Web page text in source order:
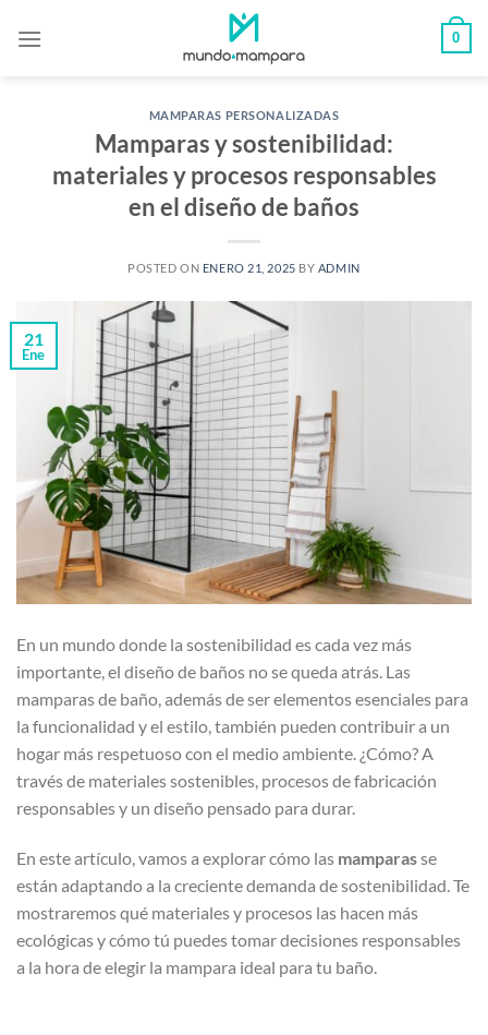
0
MAMPARAS PERSONALIZADAS
Mamparas y sostenibilidad:
materiales y procesos responsables
en el diseño de baños
POSTED ON ENERO 21, 2025 BY ADMIN
21
Ene
En un mundo donde la sostenibilidad es cada vez más
importante, el diseño de baños no se queda atrás. Las
mamparas de baño, además de ser elementos esenciales para
la funcionalidad y el estilo, también pueden contribuir a un
hogar más respetuoso con el medio ambiente. ¿Cómo? A
través de materiales sostenibles, procesos de fabricación
responsables y un diseño pensado para durar.
En este artículo, vamos a explorar cómo las mamparasse
están adaptando a la creciente demanda de sostenibilidad. Te
mostraremos qué materiales y procesos las hacen más
ecológicas y cómo tú puedes tomar decisiones responsables
a la hora de elegir la mampara ideal para tu baño.